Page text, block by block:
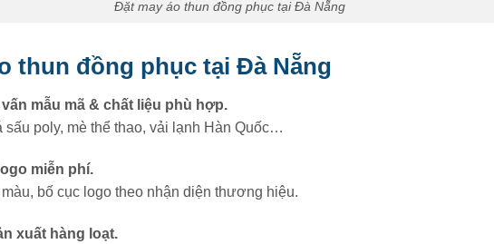
Đặt may áo thun đồng phục tại Đà Nẵng
thun đồng phục tại Đà Nẵng
mẫu mã & chất liệu phù hợp.
poly, mè thể thao, vải lạnh Hàn Quốc…
miễn phí.
bố cục logo theo nhận diện thương hiệu.
xuất hàng loạt.